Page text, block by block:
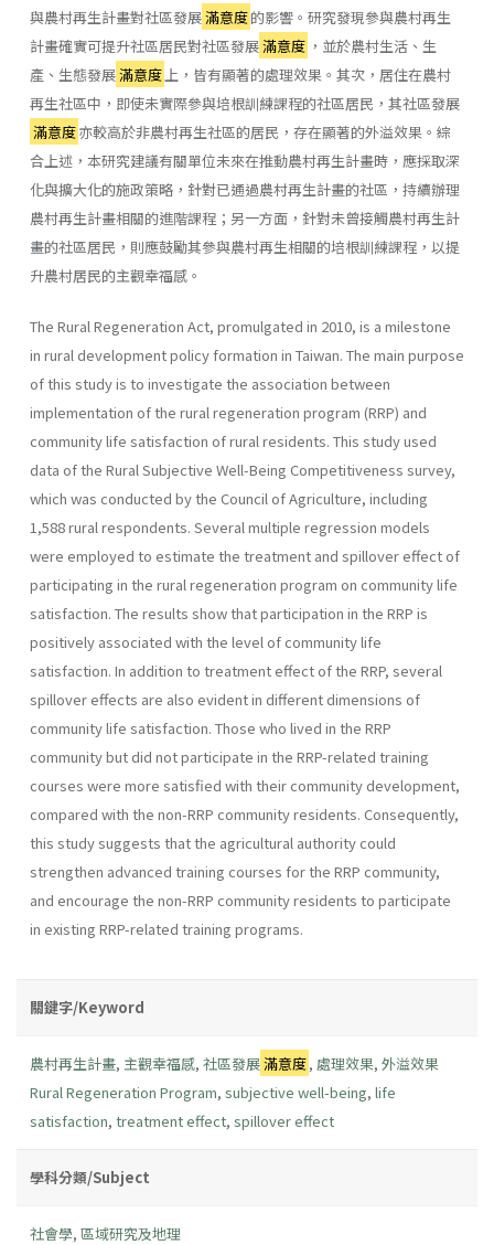
與農村再生計畫對社區發展滿意度的影響。研究發現參與農村再生
計畫確實可提升社區居民對社區發展滿意度 ，並於農村生活、生
產、生態發展滿意度 上，皆有顯著的處理效果。其次，居住在農村
再生社區中，即使未實際參與培根訓練課程的社區居民，其社區發展
滿意度亦較高於非農村再生社區的居民，存在顯著的外溢效果。綜
合上述，本研究建議有關單位未來在推動農村再生計畫時，應採取深
化與擴大化的施政策略，針對已通過農村再生計畫的社區，持續辦理
農村再生計畫相關的進階課程；另一方面，針對未曾接觸農村再生計
畫的社區居民，則應鼓勵其參與農村再生相關的培根訓練課程，以提
升農村居民的主觀幸福感。
The Rural Regeneration Act, promulgated in 2010, is a milestone
in rural development policy formation in Taiwan. The main purpose
of this study is to investigate the association between
implementation of the rural regeneration program (RRP) and
community life satisfaction of rural residents. This study used
data of the Rural Subjective Well-Being Competitiveness survey,
which was conducted by the Council of Agriculture, including
1,588 rural respondents. Several multiple regression models
were employed to estimate the treatment and spillover effect of
participating in the rural regeneration program on community life
satisfaction. The results show that participation in the RRP is
positively associated with the level of community life
satisfaction. In addition to treatment effect of the RRP, several
spillover effects are also evident in different dimensions of
community life satisfaction. Those who lived in the RRP
community but did not participate in the RRP-related training
courses were more satisfied with their community development,
compared with the non-RRP community residents. Consequently,
this study suggests that the agricultural authority could
strengthen advanced training courses for the RRP community,
and encourage the non-RRP community residents to participate
in existing RRP-related training programs.
關鍵字/Keyword
農村再生計畫, 主觀幸福感, 社區發展滿意度, 處理效果,外溢效果
Rural Regeneration Program, subjective well-being, life
satisfaction, treatment effect, spillover effect
學科分類/Subject
社會學, 區域研究及地理